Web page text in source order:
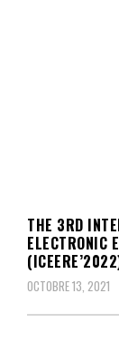
THE 3RD
ELECTRONIC
OCTOBRE 13, 2021